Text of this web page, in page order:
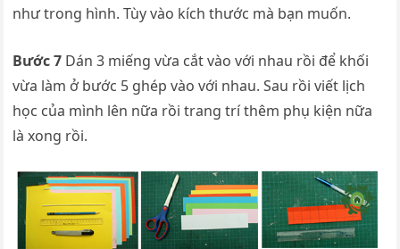
như trong hình. Tùy vào kích thước mà bạn muốn.
Bước 7 Dán 3 miếng vừa cắt vào với nhau rồi để khối
vừa làm ở bước 5 ghép vào với nhau. Sau rồi viết lịch
học của mình lên nữa rồi trang trí thêm phụ kiện nữa
là xong rồi.